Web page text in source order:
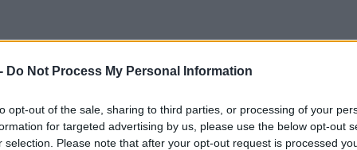
Do Not Process My Personal Information
opt-out of the sale, sharing to third parties, or processing of your
for targeted advertising by us, please use the below opt-out
selection. Please note that after your opt-out request is processed
och vann. I dagens masstart fortsatte
av Ebba Stenman.
duon där Sömskar alltså gick vinnande ur
Maria Eugenia Boccardi slutade trea.